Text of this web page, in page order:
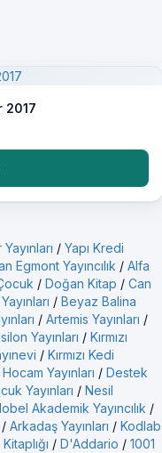
2017
/ Yapı Kredi
Egmont Yayıncılık / Alfa
/ Doğan Kitap / Can
/ Beyaz Balina
/ Artemis Yayınları /
Yayınları / Kırmızı
/ Kırmızı Kedi
Yayınları / Destek
Yayınları / Nesil
Akademik Yayıncılık /
/ Arkadaş Yayınları / Kodlab
Kitaplığı / D'Addario / 1001